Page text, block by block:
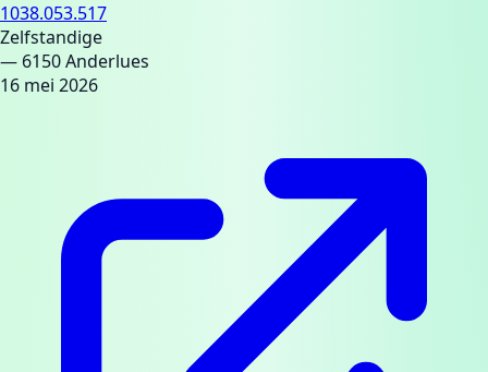
1038.053.517
Zelfstandige
— 6150 Anderlues
16 mei 2026